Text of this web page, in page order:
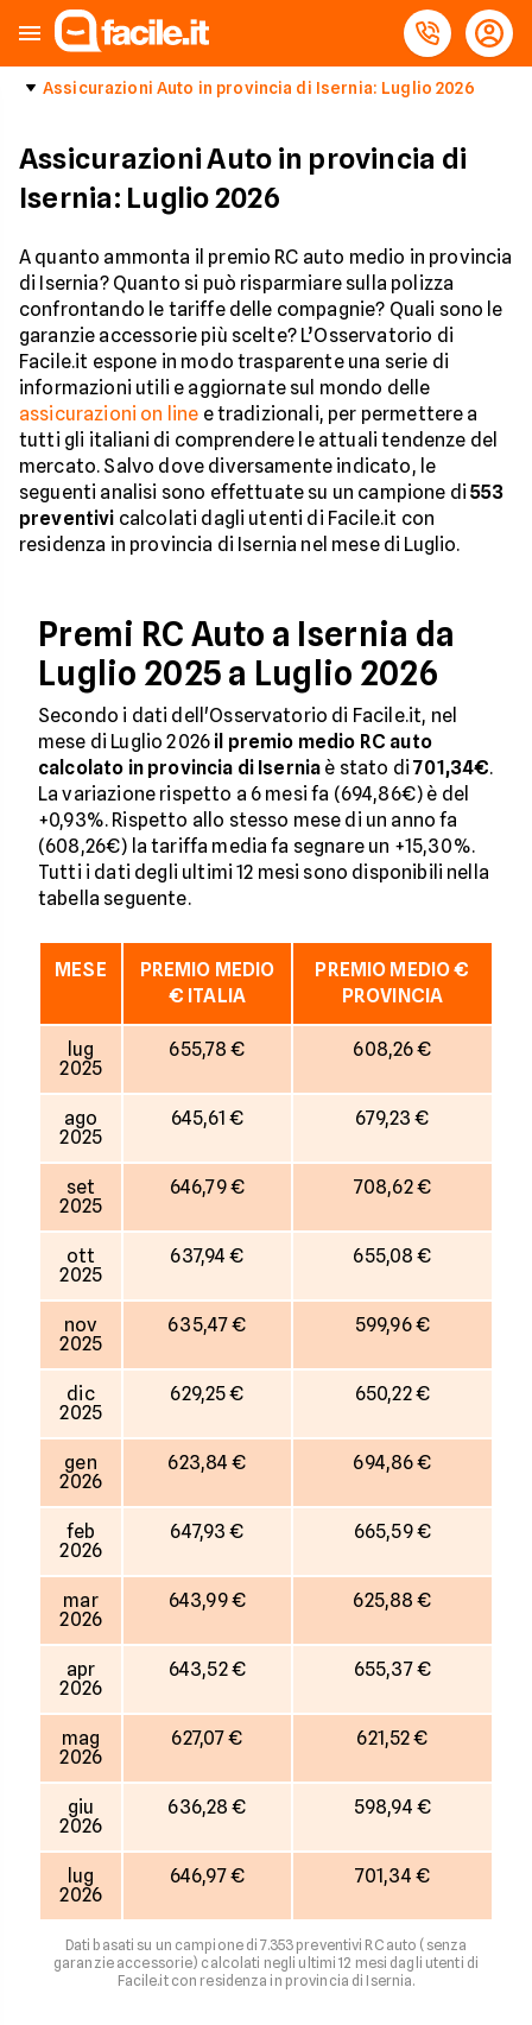
Assicurazioni Auto in provincia di Isernia: Luglio 2026
Assicurazioni Auto in provincia di
Isernia: Luglio 2026
A quanto ammonta il premio RC auto medio in provincia
di Isernia? Quanto si può risparmiare sulla polizza
confrontando le tariffe delle compagnie? Quali sono le
garanzie accessorie più scelte? L’Osservatorio di
Facile.it espone in modo trasparente una serie di
informazioni utili e aggiornate sul mondo delle
assicurazioni on line e tradizionali, per permettere a
tutti gli italiani di comprendere le attuali tendenze del
mercato. Salvo dove diversamente indicato, le
seguenti analisi sono effettuate su un campione di553
preventivi calcolati dagli utenti di Facile.it con
residenza in provincia di Isernia nel mese di Luglio.
Premi RC Auto a Isernia da
Luglio 2025 a Luglio 2026
Secondo i dati dell'Osservatorio di Facile.it, nel
mese di Luglio 2026 il premio medio RC auto
calcolato in provincia di Isernia è stato di701,34€.
La variazione rispetto a 6 mesi fa (694,86€) è del
+0,93%. Rispetto allo stesso mese di un anno fa
(608,26€) la tariffa media fa segnare un +15,30%.
Tutti i dati degli ultimi 12 mesi sono disponibili nella
tabella seguente.
MESE
PREMIO MEDIO
€ ITALIA
PREMIO MEDIO €
PROVINCIA
lug
2025
655,78 € 608,26 €
ago
2025
645,61 € 679,23 €
set
2025
646,79 € 708,62 €
ott
2025
637,94 € 655,08 €
nov
2025
635,47 € 599,96 €
dic
2025
629,25 € 650,22 €
gen
2026
623,84 € 694,86 €
feb
2026
647,93 € 665,59 €
mar
2026
643,99 € 625,88 €
apr
2026
643,52 € 655,37 €
mag
2026
627,07 € 621,52 €
giu
2026
636,28 € 598,94 €
lug
2026
646,97 € 701,34 €
Dati basati su un campione di 7.353 preventivi RC auto (senza
garanzie accessorie) calcolati negli ultimi 12 mesi dagli utenti di
Facile.it con residenza in provincia di Isernia.